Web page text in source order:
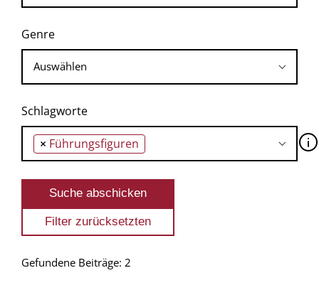
Genre
Schlagworte
× Führungsfiguren 🛈
Gefundene Beiträge: 2